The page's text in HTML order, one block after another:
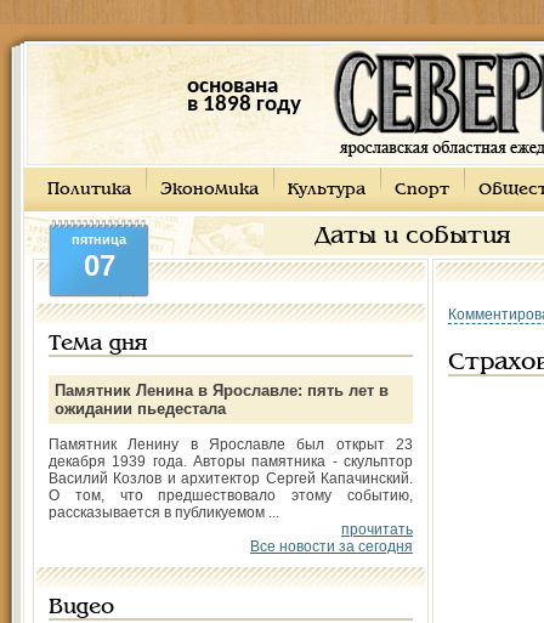
основана
в 1898 году
Политика Экономика Культура Спорт
Даты и события
пятница
07
Тема дня
Памятник Ленина в Ярославле: пять лет в
ожидании пьедестала
Памятник Ленину в Ярославле был открыт 23
декабря 1939 года. Авторы памятника - скульптор
Василий Козлов и архитектор Сергей Капачинский.
О том, что предшествовало этому событию,
рассказывается в публикуемом ...
прочитать
Все новости за сегодня
Видео